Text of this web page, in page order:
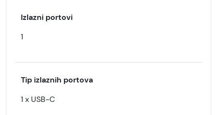
Izlazni portovi
1
Tip izlaznih portova
1 x USB-C